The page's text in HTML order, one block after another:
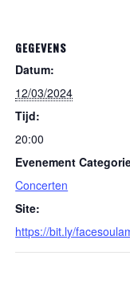
GEGEVENS
Datum:
12/03/2024
Tijd:
20:00
Evenement
Concerten
Site:
https://bit.ly/